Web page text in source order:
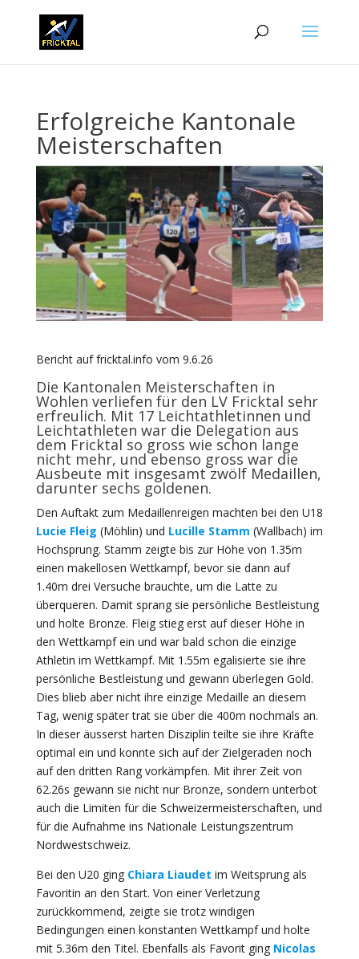
Erfolgreiche Kantonale
Meisterschaften
Bericht auf fricktal.info vom 9.6.26
Die Kantonalen Meisterschaften in
Wohlen verliefen für den LV Fricktal sehr
erfreulich. Mit 17 Leichtathletinnen und
Leichtathleten war die Delegation aus
dem Fricktal so gross wie schon lange
nicht mehr, und ebenso gross war die
Ausbeute mit insgesamt zwölf Medaillen,
darunter sechs goldenen.
Den Auftakt zum Medaillenreigen machten bei den U18
Lucie Fleig (Möhlin) und Lucille Stamm (Wallbach) im
Hochsprung. Stamm zeigte bis zur Höhe von 1.35m
einen makellosen Wettkampf, bevor sie dann auf
1.40m drei Versuche brauchte, um die Latte zu
überqueren. Damit sprang sie persönliche Bestleistung
und holte Bronze. Fleig stieg erst auf dieser Höhe in
den Wettkampf ein und war bald schon die einzige
Athletin im Wettkampf. Mit 1.55m egalisierte sie ihre
persönliche Bestleistung und gewann überlegen Gold.
Dies blieb aber nicht ihre einzige Medaille an diesem
Tag, wenig später trat sie über die 400m nochmals an.
In dieser äusserst harten Disziplin teilte sie ihre Kräfte
optimal ein und konnte sich auf der Zielgeraden noch
auf den dritten Rang vorkämpfen. Mit ihrer Zeit von
62.26s gewann sie nicht nur Bronze, sondern unterbot
auch die Limiten für die Schweizermeisterschaften, und
für die Aufnahme ins Nationale Leistungszentrum
Nordwestschweiz.
Bei den U20 ging Chiara Liaudet im Weitsprung als
Favoritin an den Start. Von einer Verletzung
zurückkommend, zeigte sie trotz windigen
Bedingungen einen konstanten Wettkampf und holte
mit 5.36m den Titel. Ebenfalls als Favorit ging Nicolas